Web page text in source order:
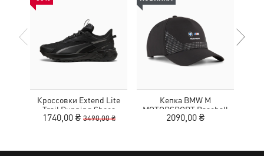
Кроссовки Extend Lite
Trail Running Shoes
1740,00 ₴ 3490,00 ₴
Кепка BMW M
MOTORSPORT Baseball
Cap
2090,00 ₴